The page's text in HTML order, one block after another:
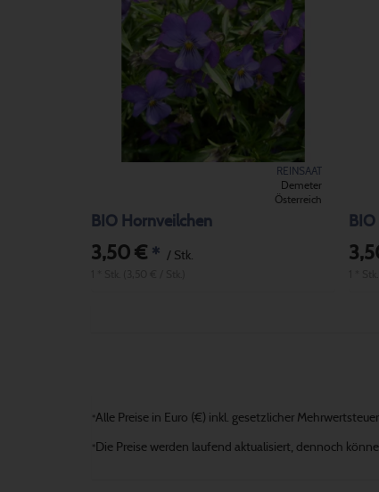
REINSAAT
Demeter
Österreich
BIO Hornveilchen
3,50 € * / Stk.
*Alle Preise in Euro (€) inkl. gesetzlicher Mehrwertsteuer
* Die Preise werden laufend aktualisiert, dennoch